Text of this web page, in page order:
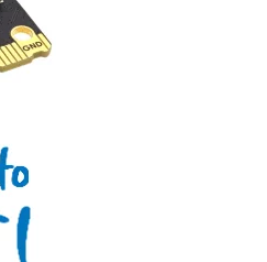
Arduino roboti
Tinylab
Makeblock